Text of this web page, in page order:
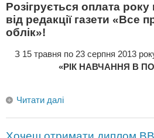
Розігрується оплата року
від редакції газети «Все
облік»!
З 15 травня по 23 серпня 2013
«РІК НАВЧАННЯ В
Читати далі